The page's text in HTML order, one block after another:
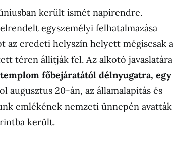
került ismét napirendre.
egyszemélyi felhatalmazása
az eredeti helyszín helyett mégiscsak a
téren állítják fel. Az alkotó javaslatára
főbejáratától délnyugatra, egy
augusztus 20-án, az államalapítás és
emlékének nemzeti ünnepén avatták
került.